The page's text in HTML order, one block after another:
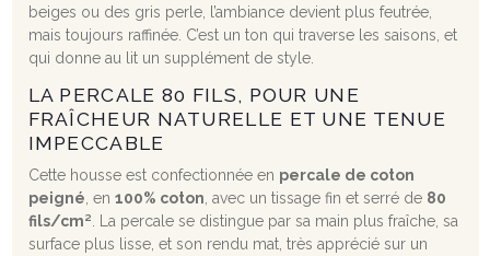
beiges ou des gris perle, l’ambiance devient plus feutrée,
mais toujours raffinée. C’est un ton qui traverse les saisons, et
qui donne au lit un supplément de style.
LA PERCALE 80 FILS, POUR UNE
FRAÎCHEUR NATURELLE ET UNE TENUE
IMPECCABLE
Cette housse est confectionnée en percale de coton
peigné , en 100% coton , avec un tissage fin et serré de 80
fils/cm² . La percale se distingue par sa main plus fraîche, sa
surface plus lisse, et son rendu mat, très apprécié sur un